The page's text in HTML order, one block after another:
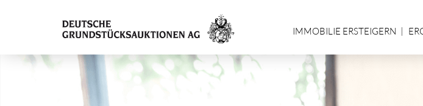
IMMOBILIE ERSTEIGERN